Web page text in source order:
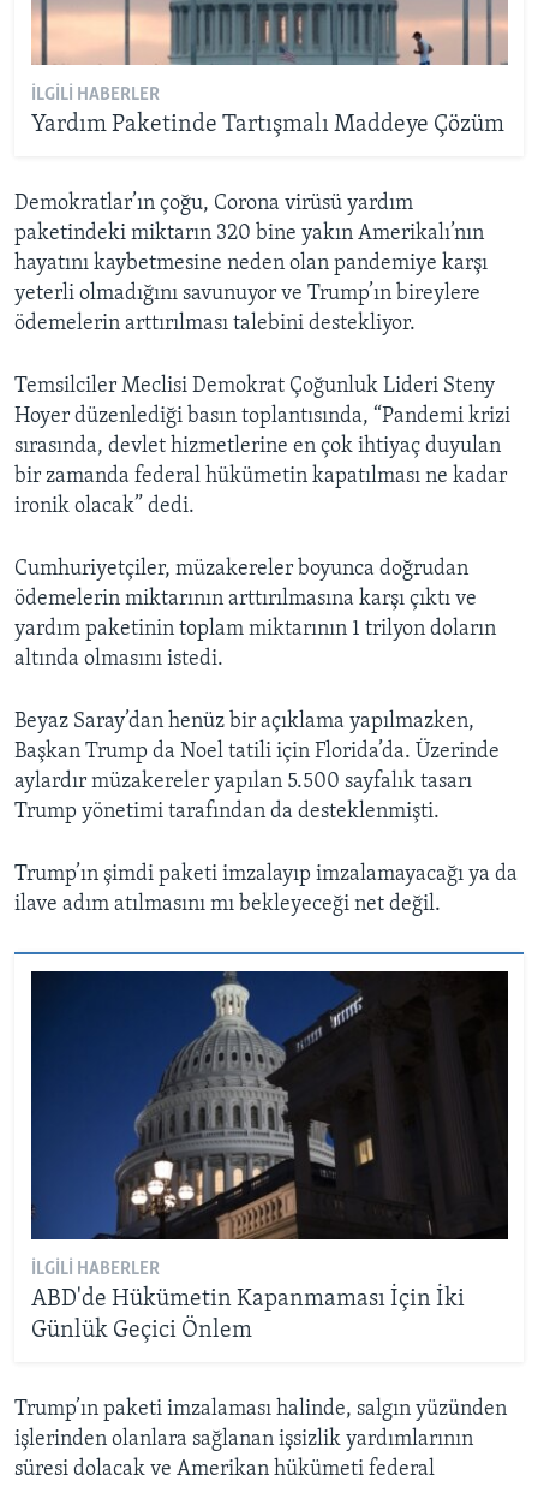
İLGILI HABERLER
Yardım Paketinde Tartışmalı Maddeye Çözüm
Demokratlar’ın çoğu, Corona virüsü yardım
paketindeki miktarın 320 bine yakın Amerikalı’nın
hayatını kaybetmesine neden olan pandemiye karşı
yeterli olmadığını savunuyor ve Trump’ın bireylere
ödemelerin arttırılması talebini destekliyor.
Temsilciler Meclisi Demokrat Çoğunluk Lideri Steny
Hoyer düzenlediği basın toplantısında, “Pandemi krizi
sırasında, devlet hizmetlerine en çok ihtiyaç duyulan
bir zamanda federal hükümetin kapatılması ne kadar
ironik olacak” dedi.
Cumhuriyetçiler, müzakereler boyunca doğrudan
ödemelerin miktarının arttırılmasına karşı çıktı ve
yardım paketinin toplam miktarının 1 trilyon doların
altında olmasını istedi.
Beyaz Saray’dan henüz bir açıklama yapılmazken,
Başkan Trump da Noel tatili için Florida’da. Üzerinde
aylardır müzakereler yapılan 5.500 sayfalık tasarı
Trump yönetimi tarafından da desteklenmişti.
Trump’ın şimdi paketi imzalayıp imzalamayacağı ya da
ilave adım atılmasını mı bekleyeceği net değil.
İLGILI HABERLER
ABD'de Hükümetin Kapanmaması İçin İki
Günlük Geçici Önlem
Trump’ın paketi imzalaması halinde, salgın yüzünden
işlerinden olanlara sağlanan işsizlik yardımlarının
süresi dolacak ve Amerikan hükümeti federal